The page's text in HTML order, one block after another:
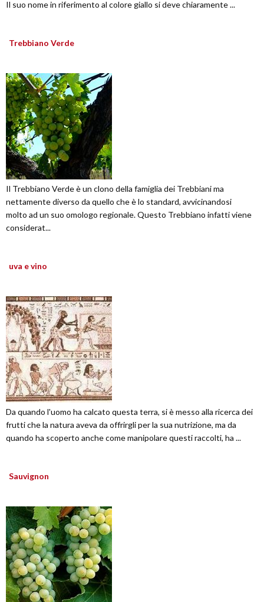
Il suo nome in riferimento al colore giallo si deve chiaramente ...
Trebbiano Verde
Il Trebbiano Verde è un clono della famiglia dei Trebbiani ma
nettamente diverso da quello che è lo standard, avvicinandosi
molto ad un suo omologo regionale. Questo Trebbiano infatti viene
considerat...
uva e vino
Da quando l'uomo ha calcato questa terra, si è messo alla ricerca dei
frutti che la natura aveva da offrirgli per la sua nutrizione, ma da
quando ha scoperto anche come manipolare questi raccolti, ha ...
Sauvignon